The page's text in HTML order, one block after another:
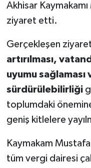
Akhisar Kaymakamı
ziyaret etti.
Gerçekleşen
artırılması,
uyumu
sürdürülebilirliği
toplumdaki
geniş kitlelere
Kaymakam
tüm vergi dairesi
Ülke
Etiketler